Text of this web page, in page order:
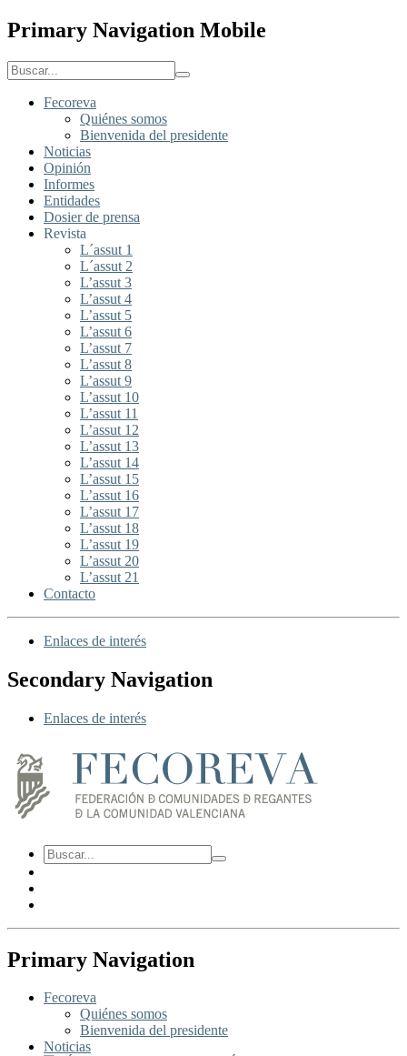
Primary Navigation Mobile
Fecoreva
Quiénes somos
Bienvenida del presidente
Noticias
Opinión
Informes
Entidades
Dosier de prensa
Revista
L´assut 1
L´assut 2
L’assut 3
L’assut 4
L’assut 5
L’assut 6
L’assut 7
L’assut 8
L’assut 9
L’assut 10
L’assut 11
L’assut 12
L’assut 13
L’assut 14
L’assut 15
L’assut 16
L’assut 17
L’assut 18
L’assut 19
L’assut 20
L’assut 21
Contacto
Enlaces de interés
Secondary Navigation
Enlaces de interés
Primary Navigation
Fecoreva
Quiénes somos
Bienvenida del presidente
Noticias